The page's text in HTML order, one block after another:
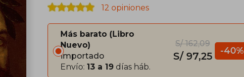
12 opiniones
Más barato
Libro
Nuevo
Importado
Envío: 13 a 19 días háb.
S/ 162,09
S/ 97,25 -40%